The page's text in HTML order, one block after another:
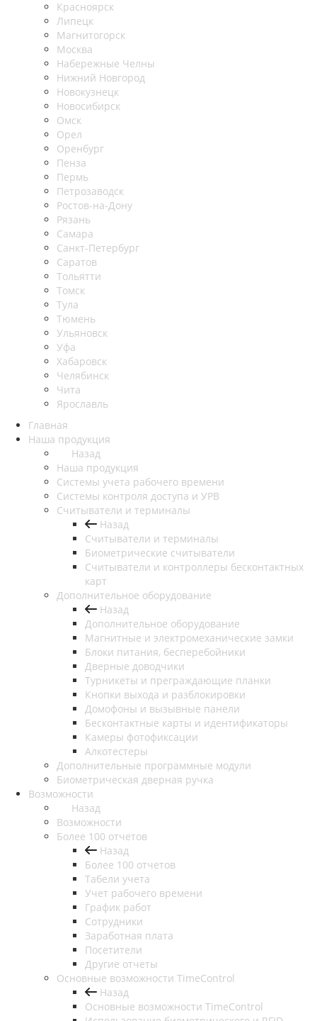
Красноярск
Липецк
Магнитогорск
Москва
Набережные Челны
Нижний Новгород
Новокузнецк
Новосибирск
Омск
Орел
Оренбург
Пенза
Пермь
Петрозаводск
Ростов-на-Дону
Рязань
Самара
Санкт-Петербург
Саратов
Тольятти
Томск
Тула
Тюмень
Ульяновск
Уфа
Хабаровск
Челябинск
Чита
Ярославль
Главная
Наша продукция
Назад
Наша продукция
Cистемы учета рабочего времени
Системы контроля доступа и УРВ
Считыватели и терминалы
Назад
Считыватели и терминалы
Биометрические считыватели
Считыватели и контроллеры бесконтактных
карт
Дополнительное оборудование
Назад
Дополнительное оборудование
Магнитные и электромеханические замки
Блоки питания, бесперебойники
Дверные доводчики
Турникеты и преграждающие планки
Кнопки выхода и разблокировки
Домофоны и вызывные панели
Бесконтактные карты и идентификаторы
Камеры фотофиксации
Алкотестеры
Дополнительные программные модули
Биометрическая дверная ручка
Возможности
Назад
Возможности
Более 100 отчетов
Назад
Более 100 отчетов
Табели учета
Учет рабочего времени
График работ
Сотрудники
Заработная плата
Посетители
Другие отчеты
Основные возможности TimeControl
Назад
Основные возможности TimeControl